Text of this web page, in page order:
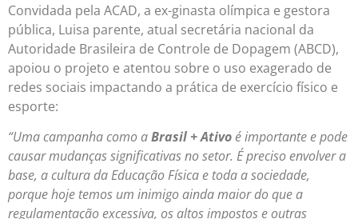
Convidada pela ACAD, a ex-ginasta olímpica e gestora
pública, Luisa parente, atual secretária nacional da
Autoridade Brasileira de Controle de Dopagem (ABCD),
apoiou o projeto e atentou sobre o uso exagerado de
redes sociais impactando a prática de exercício físico e
esporte:
“Uma campanha como aBrasil + Ativoé importante e pode
causar mudanças significativas no setor. É preciso envolver a
base, a cultura da Educação Física e toda a sociedade,
porque hoje temos um inimigo ainda maior do que a
regulamentação excessiva, os altos impostos e outras